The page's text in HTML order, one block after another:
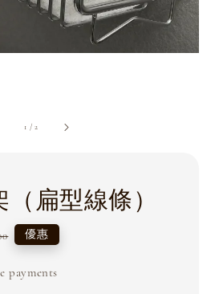
1 /2
扁型線條）
優惠
payments